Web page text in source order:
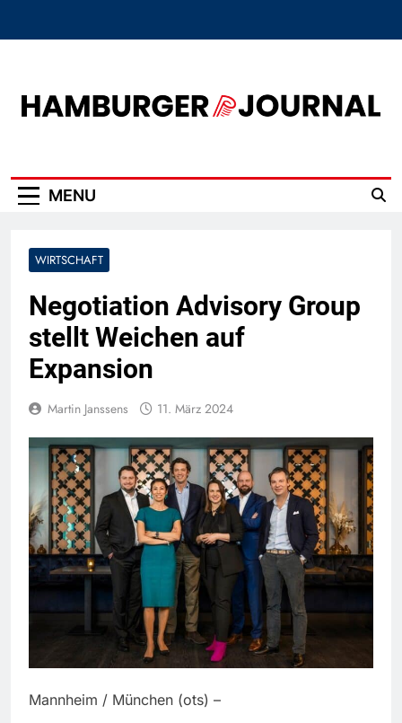
MENU
WIRTSCHAFT
Negotiation Advisory Group
stellt Weichen auf
Expansion
Martin Janssens 11. März 2024
Mannheim / München (ots) –